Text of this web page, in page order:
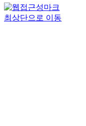
최상단으로 이동